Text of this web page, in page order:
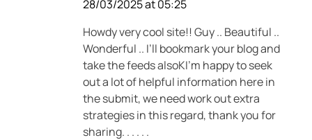
28/03/2025 at 05:25
Howdy very cool site!! Guy .. Beautiful ..
Wonderful .. I’ll bookmark your blog and
take the feeds alsoKI’m happy to seek
out a lot of helpful information here in
the submit, we need work out extra
strategies in this regard, thank you for
sharing. . . . . .